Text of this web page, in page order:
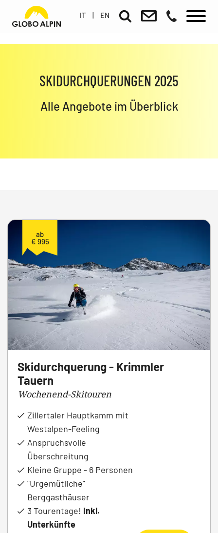
IT | EN
SKIDURCHQUERUNGEN 2025
Alle Angebote im Überblick
ab
€ 995
Skidurchquerung - Krimmler
Tauern
Wochenend-Skitouren
Zillertaler Hauptkamm mit
Westalpen-Feeling
Anspruchsvolle
Überschreitung
Kleine Gruppe - 6 Personen
"Urgemütliche"
Berggasthäuser
3 Tourentage! Inkl.
Unterkünfte